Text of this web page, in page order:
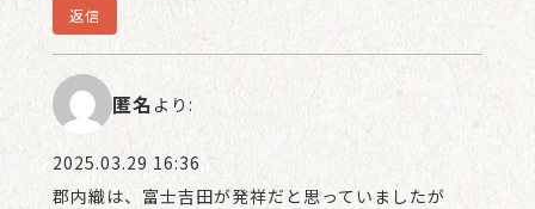
返信
匿名 より:
2025.03.29 16:36
郡内織は、富士吉田が発祥だと思っていましたが